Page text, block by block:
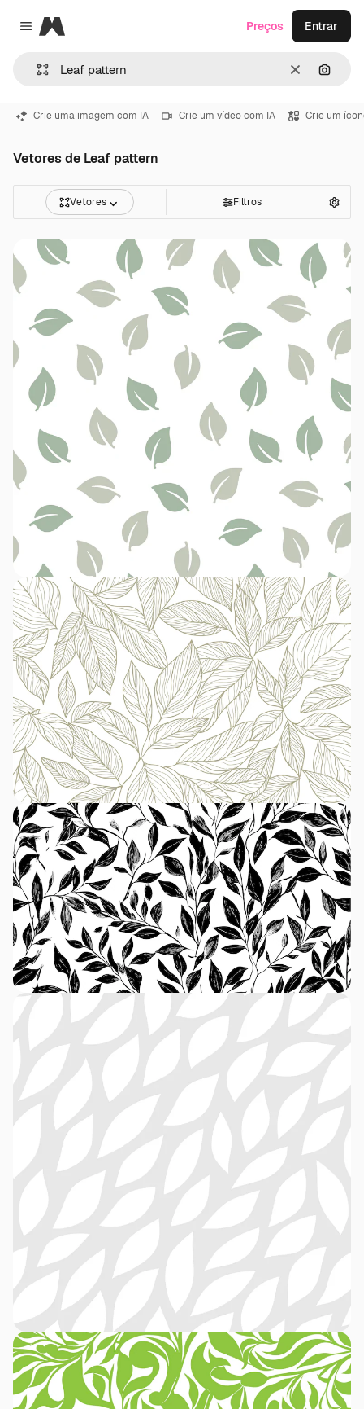
Close menu
Magnific
Limpar
Preços Entrar
Crie uma imagem com IA Crie um vídeo com IA Crie um
Vetores de Leaf pattern
Vetores Filtros